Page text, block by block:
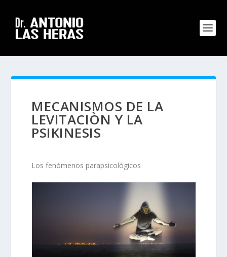
MECANISMOS DE LA
LEVITACIÒN Y LA
PSIKINESIS
Los fenómenos parapsicológicos